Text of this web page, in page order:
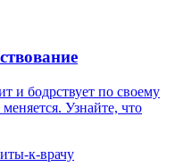
и бодрствует по своему
Узнайте, что
к-врачу